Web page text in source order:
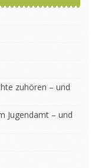
zuhören – und
Jugendamt – und